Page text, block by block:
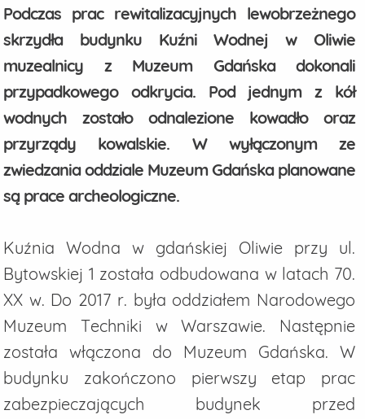
Podczas prac rewitalizacyjnych lewobrzeżnego
skrzydła budynku Kuźni Wodnej w Oliwie
muzealnicy z Muzeum Gdańska dokonali
przypadkowego odkrycia. Pod jednym z kół
wodnych zostało odnalezione kowadło oraz
przyrządy kowalskie. W wyłączonym ze
zwiedzania oddziale Muzeum Gdańska planowane
są prace archeologiczne.
Kuźnia Wodna w gdańskiej Oliwie przy ul.
Bytowskiej 1 została odbudowana w latach 70.
XX w. Do 2017 r. była oddziałem Narodowego
Muzeum Techniki w Warszawie. Następnie
została włączona do Muzeum Gdańska. W
budynku zakończono pierwszy etap prac
zabezpieczających budynek przed